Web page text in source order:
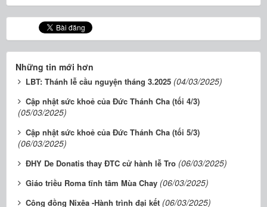
Những tin mới hơn
LBT: Thánh lễ cầu nguyện tháng 3.2025 (04/03/2025)
Cập nhật sức khoẻ của Đức Thánh Cha (tối 4/3)
(05/03/2025)
Cập nhật sức khoẻ của Đức Thánh Cha (tối 5/3)
(06/03/2025)
ĐHY De Donatis thay ĐTC cử hành lễ Tro (06/03/2025)
Giáo triều Roma tĩnh tâm Mùa Chay (06/03/2025)
Công đồng Nixêa -Hành trình đại kết (06/03/2025)